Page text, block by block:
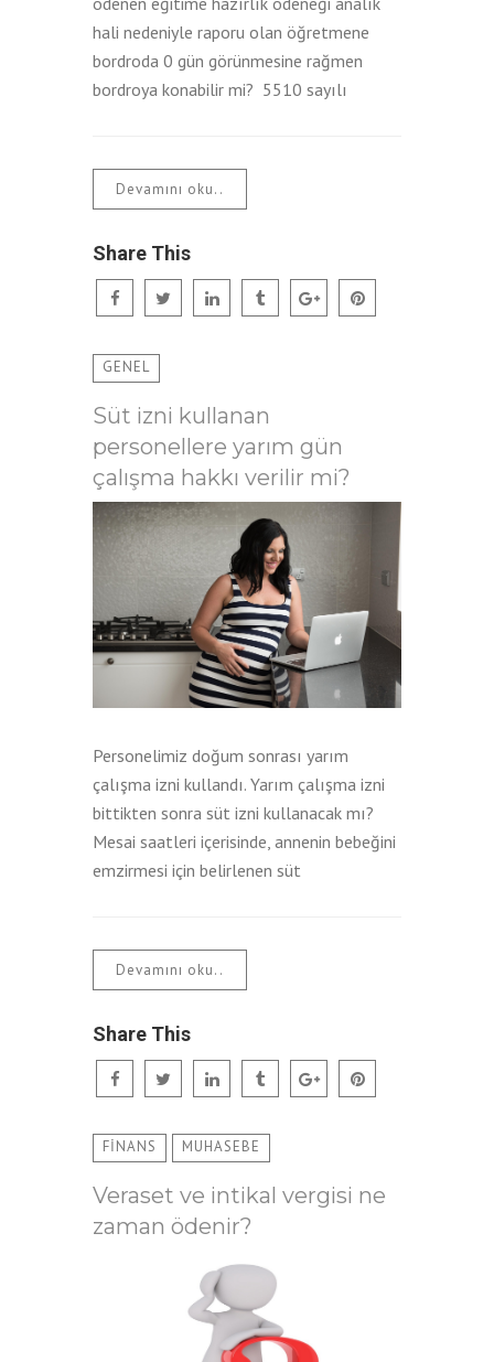
hali nedeniyle raporu olan öğretmene
bordroda 0 gün görünmesine rağmen
bordroya konabilir mi? 5510 sayılı
Devamını oku..
Share This
GENEL
Süt izni kullanan
personellere yarım gün
çalışma hakkı verilir mi?
Personelimiz doğum sonrası yarım
çalışma izni kullandı. Yarım çalışma izni
bittikten sonra süt izni kullanacak mı?
Mesai saatleri içerisinde, annenin bebeğini
emzirmesi için belirlenen süt
Devamını oku..
Share This
FİNANS MUHASEBE
Veraset ve intikal vergisi ne
zaman ödenir?